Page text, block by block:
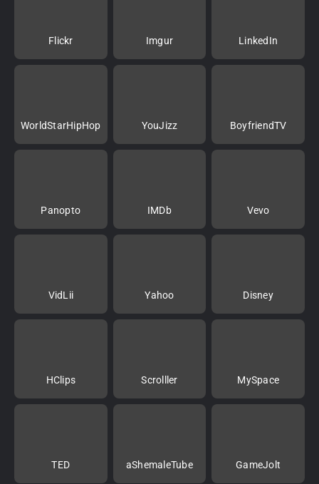
Flickr Imgur LinkedIn
WorldStarHipHop YouJizz BoyfriendTV
Panopto IMDb Vevo
VidLii Yahoo Disney
HClips Scrolller MySpace
TED aShemaleTube GameJolt